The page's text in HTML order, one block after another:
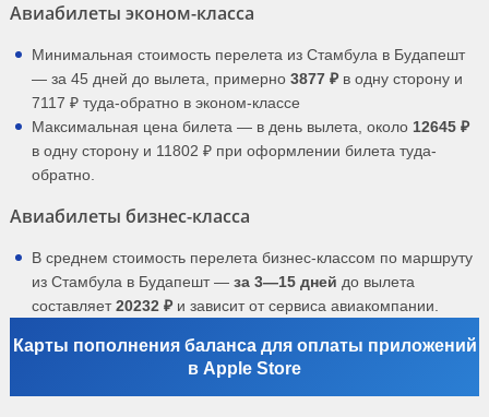
Авиабилеты эконом-класса
Минимальная стоимость перелета из Стамбула в Будапешт
— за 45 дней до вылета, примерно 3877 ₽ в одну сторону и
7117 ₽ туда-обратно в эконом-классе
Максимальная цена билета — в день вылета, около 12645 ₽
в одну сторону и 11802 ₽ при оформлении билета туда-
обратно.
Авиабилеты бизнес-класса
В среднем стоимость перелета бизнес-классом по маршруту
из Стамбула в Будапешт — за 3—15 дней до вылета
составляет20232 ₽ и зависит от сервиса авиакомпании.
Карты пополнения баланса для оплаты приложений
в Apple Store